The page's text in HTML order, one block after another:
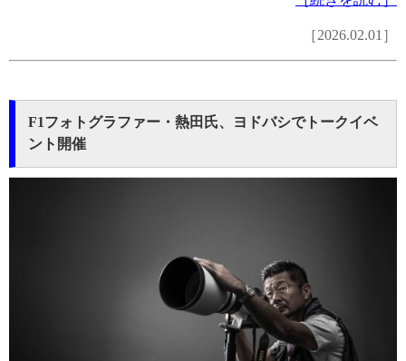
［2026.02.01］
F1フォトグラファー・熱田氏、ヨドバシでトークイベ
ント開催